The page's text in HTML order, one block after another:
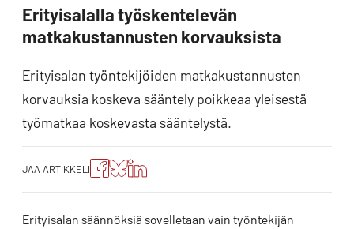
Erityisalalla työskentelevän
matkakustannusten korvauksista
Erityisalan työntekijöiden matkakustannusten
korvauksia koskeva sääntely poikkeaa yleisestä
työmatkaa koskevasta sääntelystä.
JAA ARTIKKELI
Jaa
artikkeli
Facebookissa
Jaa
artikkeli
Blueskyssa
Jako:
Jaa
artikkeli
Erityisalan säännöksiä sovelletaan vain työntekijän